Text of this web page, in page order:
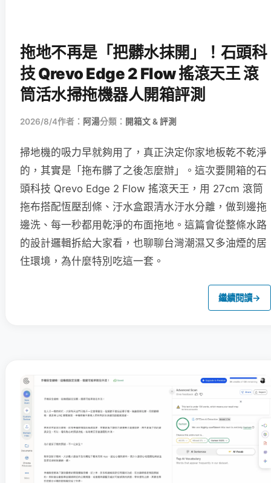
拖地不再是「把髒水抹開」！石頭科
技 Qrevo Edge 2 Flow 搖滾天王 滾
筒活水掃拖機器人開箱評測
2026/8/4作者： 阿湯分類： 開箱文 & 評測
掃地機的吸力早就夠用了，真正決定你家地板乾不乾淨
的，其實是「拖布髒了之後怎麼辦」。這次要開箱的石
頭科技 Qrevo Edge 2 Flow 搖滾天王，用 27cm 滾筒
拖布搭配恆壓刮條、汙水盒跟清水汙水分離，做到邊拖
邊洗、每一秒都用乾淨的布面拖地。這篇會從整條水路
的設計邏輯拆給大家看，也聊聊台灣潮濕又多油煙的居
住環境，為什麼特別吃這一套。
繼續閱讀→